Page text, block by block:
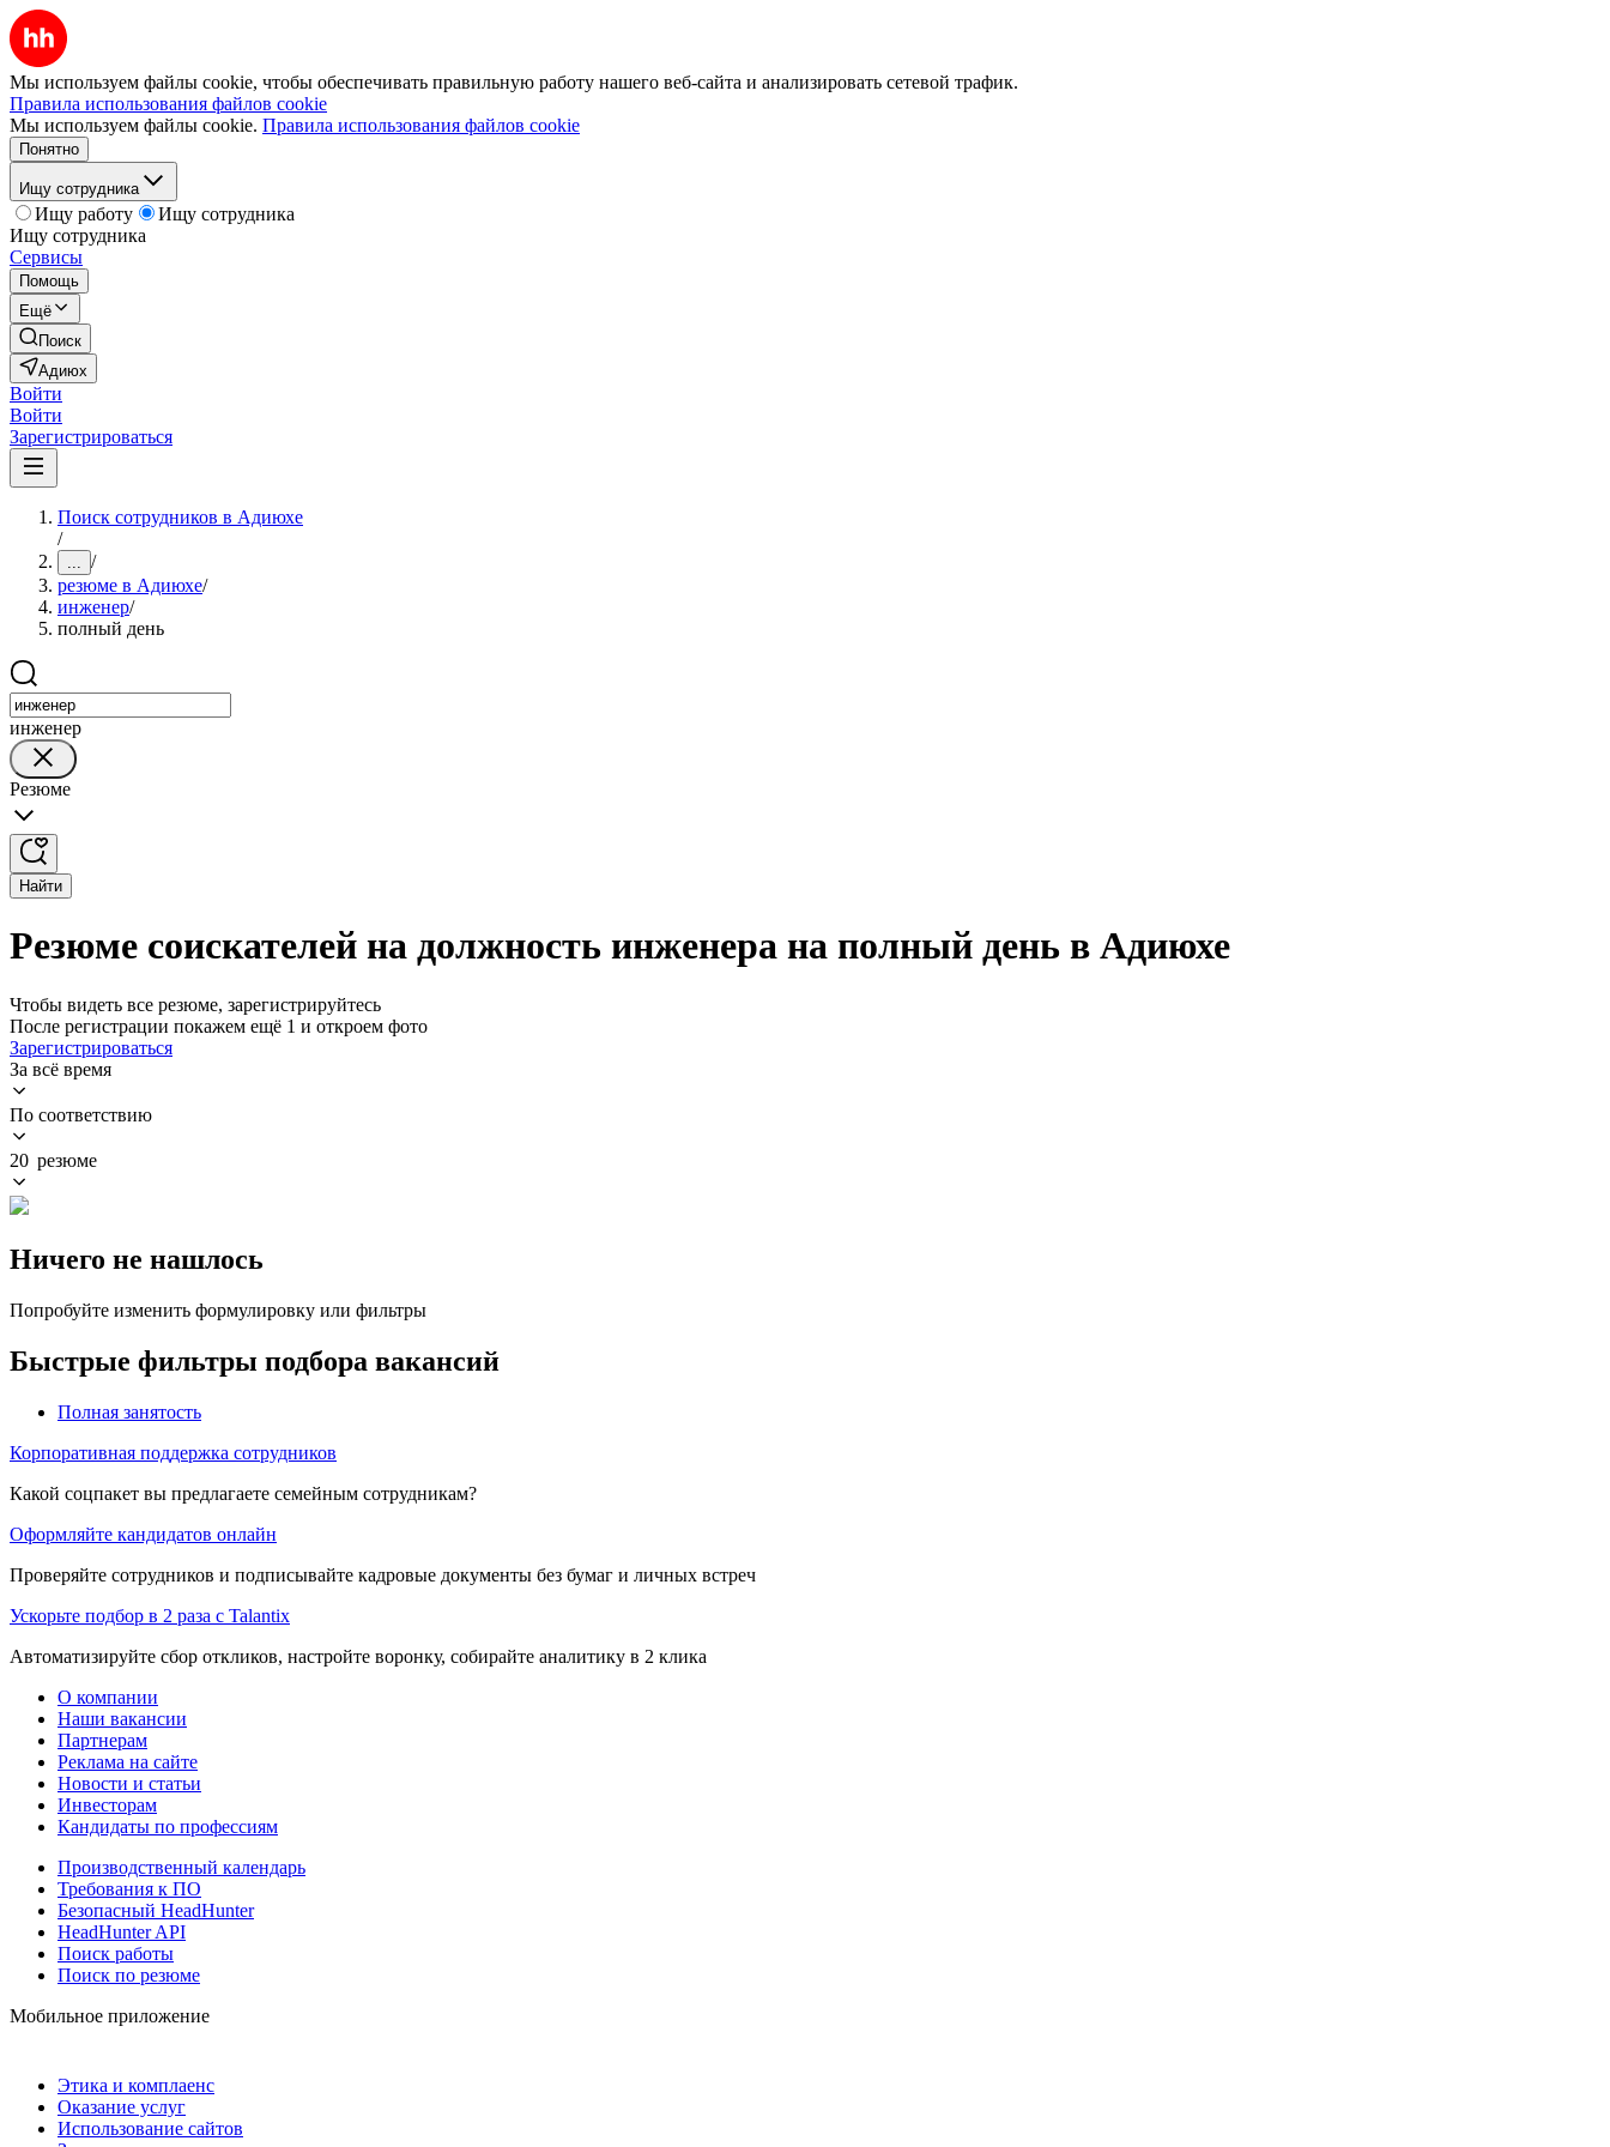
Мы используем файлы cookie, чтобы обеспечивать правильную работу нашего веб-сайта и анализировать сетевой трафик.
Правила использования файлов cookie
Мы используем файлы cookie. Правила использования файлов cookie
Понятно
Ищу сотрудника
Ищу работу
Ищу сотрудника
Ищу сотрудника
Сервисы
Помощь
Ещё
Поиск
Адиюх
Войти
Войти
Зарегистрироваться
Поиск сотрудников в Адиюхе
/
... /
резюме в Адиюхе/
инженер/
полный день
инженер
Резюме
Найти
Резюме соискателей на должность инженера на полный день в Адиюхе
Чтобы видеть все резюме, зарегистрируйтесь
После регистрации покажем ещё 1 и откроем фото
Зарегистрироваться
За всё время
По соответствию
20 резюме
Ничего не нашлось
Попробуйте изменить формулировку или фильтры
Быстрые фильтры подбора вакансий
Полная занятость
Корпоративная поддержка сотрудников
Какой соцпакет вы предлагаете семейным сотрудникам?
Оформляйте кандидатов онлайн
Проверяйте сотрудников и подписывайте кадровые документы без бумаг и личных встреч
Ускорьте подбор в 2 раза с Talantix
Автоматизируйте сбор откликов, настройте воронку, собирайте аналитику в 2 клика
О компании
Наши вакансии
Партнерам
Реклама на сайте
Новости и статьи
Инвесторам
Кандидаты по профессиям
Производственный календарь
Требования к ПО
Безопасный HeadHunter
HeadHunter API
Поиск работы
Поиск по резюме
Мобильное приложение
Этика и комплаенс
Оказание услуг
Использование сайтов